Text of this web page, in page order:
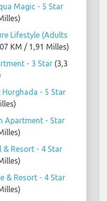
Magic - 5 Star
Lifestyle (Adults
KM / 1,91 Milles)
- 3 Star (3,3
Hurghada - 5 Star
Apartment - Star
& Resort - 4 Star
& Resort - 4 Star